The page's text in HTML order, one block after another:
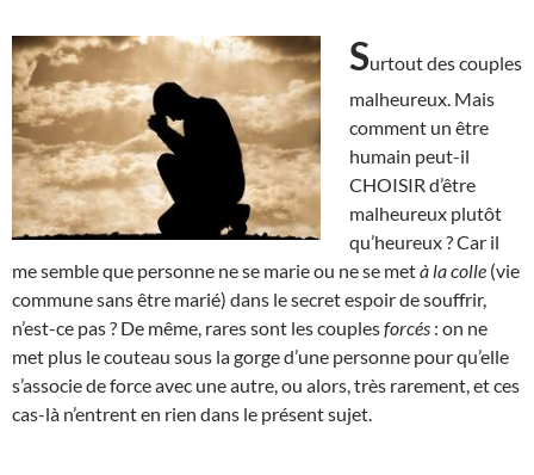
Surtout des couples
malheureux. Mais
comment un être
humain peut-il
CHOISIR d’être
malheureux plutôt
qu’heureux ? Car il
me semble que personne ne se marie ou ne se metà la colle (vie
commune sans être marié) dans le secret espoir de souffrir,
n’est-ce pas ? De même, rares sont les couplesforcés : on ne
met plus le couteau sous la gorge d’une personne pour qu’elle
s’associe de force avec une autre, ou alors, très rarement, et ces
cas-là n’entrent en rien dans le présent sujet.